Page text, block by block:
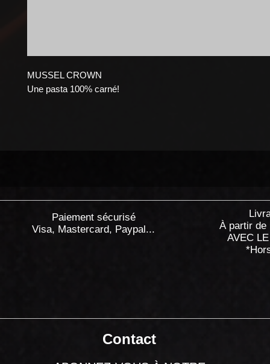
MUSSEL CROWN
Une pasta 100% carné!
Paiement sécurisé
Visa, Mastercard, Paypal...
À partir de
AVEC
Contact